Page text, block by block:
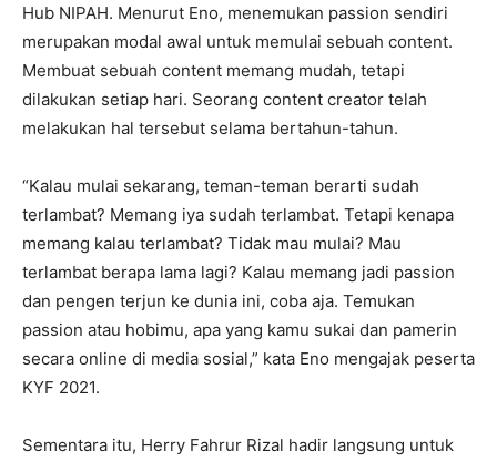
Hub NIPAH. Menurut Eno, menemukan passion sendiri
merupakan modal awal untuk memulai sebuah content.
Membuat sebuah content memang mudah, tetapi
dilakukan setiap hari. Seorang content creator telah
melakukan hal tersebut selama bertahun-tahun.
“Kalau mulai sekarang, teman-teman berarti sudah
terlambat? Memang iya sudah terlambat. Tetapi kenapa
memang kalau terlambat? Tidak mau mulai? Mau
terlambat berapa lama lagi? Kalau memang jadi passion
dan pengen terjun ke dunia ini, coba aja. Temukan
passion atau hobimu, apa yang kamu sukai dan pamerin
secara online di media sosial,” kata Eno mengajak peserta
KYF 2021.
Sementara itu, Herry Fahrur Rizal hadir langsung untuk